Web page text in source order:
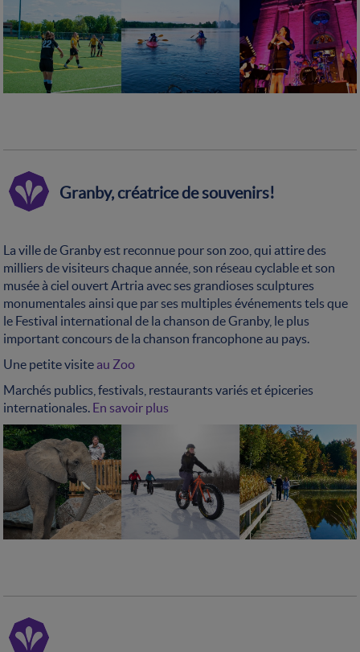
Granby, créatrice de souvenirs!
La ville de Granby est reconnue pour son zoo, qui attire des
milliers de visiteurs chaque année, son réseau cyclable et son
musée à ciel ouvert Artria avec ses grandioses sculptures
monumentales ainsi que par ses multiples événements tels que
le Festival international de la chanson de Granby, le plus
important concours de la chanson francophone au pays.
Une petite visite au Zoo
Marchés publics, festivals, restaurants variés et épiceries
internationales. En savoir plus